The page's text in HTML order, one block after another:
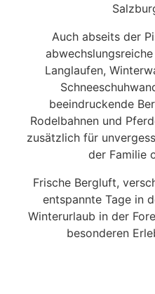
Auch abseits der
Langlaufen,
beeindruckende
Rodelbahnen und
zusätzlich für
der Familie
Frische Bergluft,
entspannte Tage in
Winterurlaub in der
besonderen